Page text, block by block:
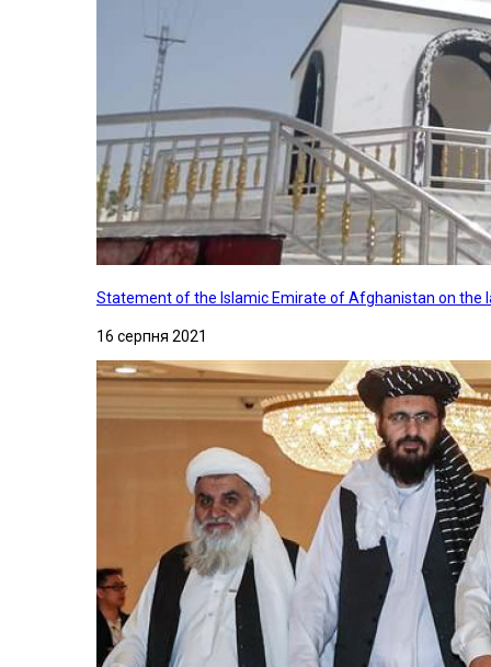
Statement of the Islamic Emirate of Afghanistan on
16 серпня 2021